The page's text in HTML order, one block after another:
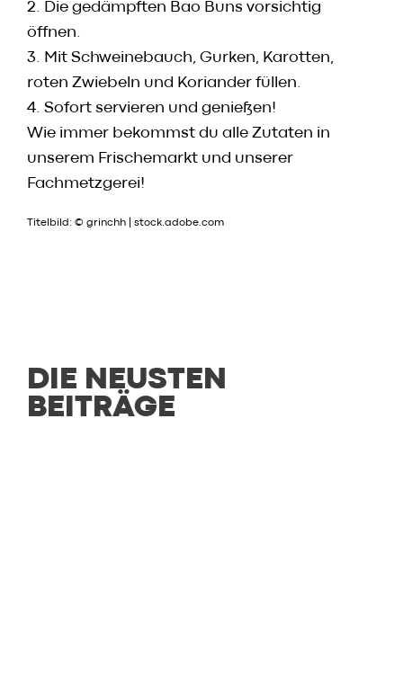
2. Die gedämpften Bao Buns vorsichtig
öffnen.
3. Mit Schweinebauch, Gurken, Karotten,
roten Zwiebeln und Koriander füllen.
4. Sofort servieren und genießen!
Wie immer bekommst du alle Zutaten in
unserem Frischemarkt und unserer
Fachmetzgerei!
Titelbild: © grinchh | stock.adobe.com
DIE NEUSTEN
BEITRÄGE